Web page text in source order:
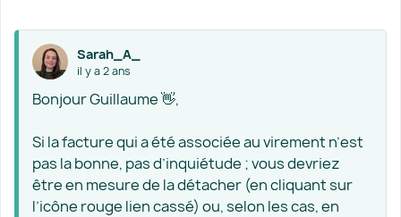
Sarah_A_
il y a 2 ans
Bonjour Guillaume 👋,
Si la facture qui a été associée au virement n’est
pas la bonne, pas d’inquiétude ; vous devriez
être en mesure de la détacher (en cliquant sur
l’icône rouge lien cassé) ou, selon les cas, en